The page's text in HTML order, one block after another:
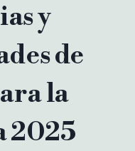
y
de
la
2025